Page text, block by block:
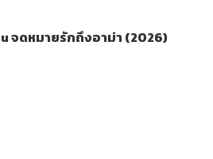
จดหมายรักถึงอาม่า (2026)